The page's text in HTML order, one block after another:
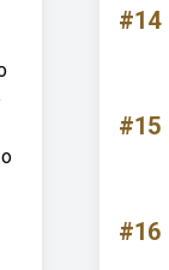
#14
#15
#16